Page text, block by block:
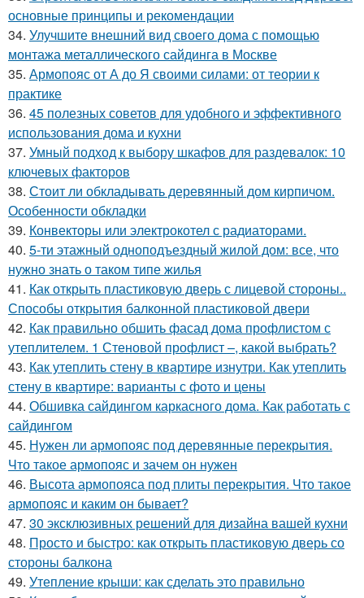
основные принципы и рекомендации
34. Улучшите внешний вид своего дома с помощью
монтажа металлического сайдинга в Москве
35. Армопояс от А до Я своими силами: от теории к
практике
36. 45 полезных советов для удобного и эффективного
использования дома и кухни
37. Умный подход к выбору шкафов для раздевалок: 10
ключевых факторов
38. Стоит ли обкладывать деревянный дом кирпичом.
Особенности обкладки
39. Конвекторы или электрокотел с радиаторами.
40. 5-ти этажный одноподъездный жилой дом: все, что
нужно знать о таком типе жилья
41. Как открыть пластиковую дверь с лицевой стороны..
Способы открытия балконной пластиковой двери
42. Как правильно обшить фасад дома профлистом с
утеплителем. 1 Стеновой профлист –, какой выбрать?
43. Как утеплить стену в квартире изнутри. Как утеплить
стену в квартире: варианты с фото и цены
44. Обшивка сайдингом каркасного дома. Как работать с
сайдингом
45. Нужен ли армопояс под деревянные перекрытия.
Что такое армопояс и зачем он нужен
46. Высота армопояса под плиты перекрытия. Что такое
армопояс и каким он бывает?
47. 30 эксклюзивных решений для дизайна вашей кухни
48. Просто и быстро: как открыть пластиковую дверь со
стороны балкона
49. Утепление крыши: как сделать это правильно